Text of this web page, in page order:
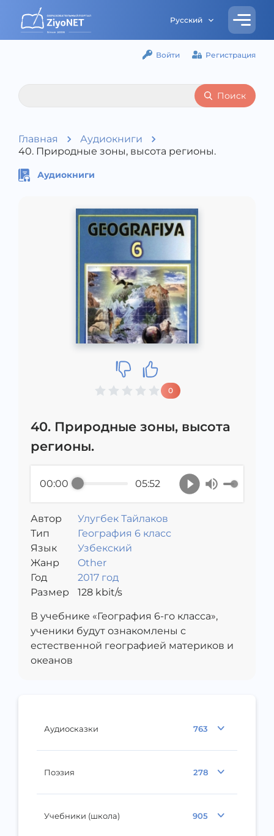
Русский
Войти Регистрация
Поиск
Главная
Аудиокниги
40. Природные зоны, высота регионы.
Аудиосказки 763
Поэзия 278
Учебники (школа) 905
Аудиокниги
0
40. Природные зоны, высота
регионы.
00:00 05:52
Автор
Улугбек Тайлаков
Тип
География 6 класс
Язык
Узбекский
Жанр
Other
Год
2017 год
Размер
128kbit/s
В учебнике «География 6-го класса»,
ученики будут ознакомлены с
естественной географией материков и
океанов